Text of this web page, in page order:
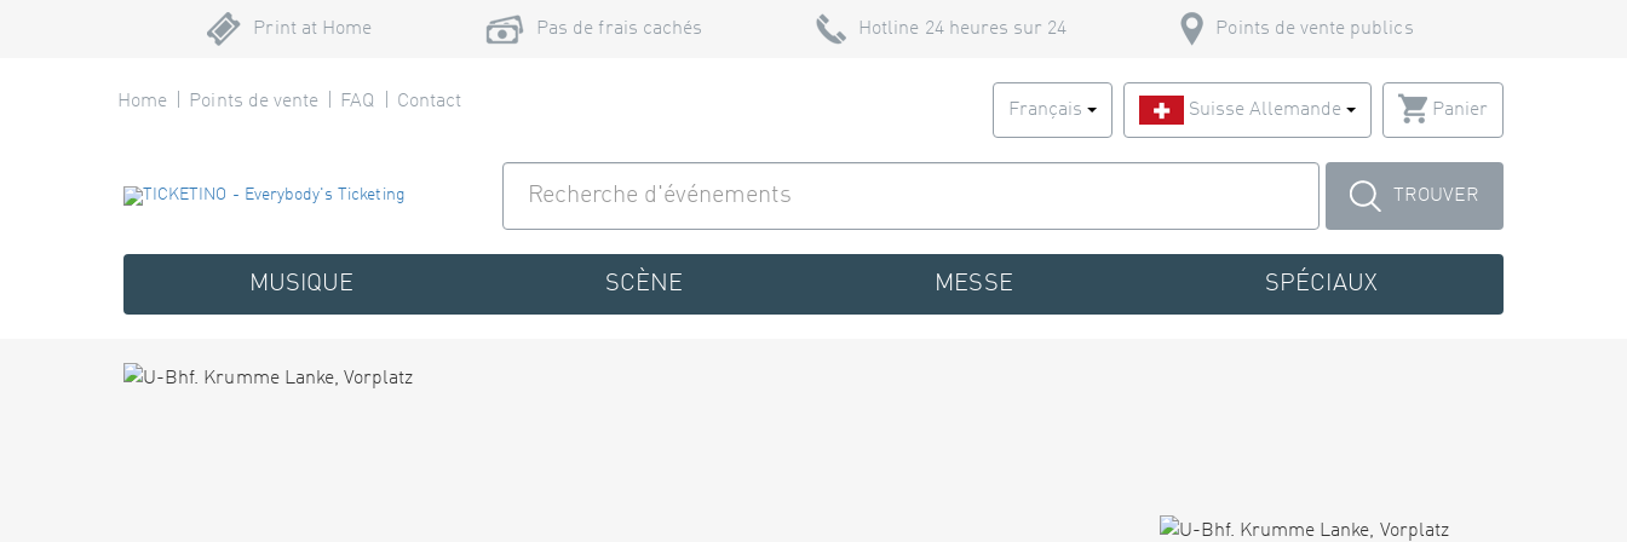
Print at Home Pas de frais cachés Hotline 24 heures sur 24 Points de vente publics
Home Points de vente FAQ Contact Français Suisse Allemande Panier
TROUVER
MUSIQUE SCÈNE MESSE SPÉCIAUX